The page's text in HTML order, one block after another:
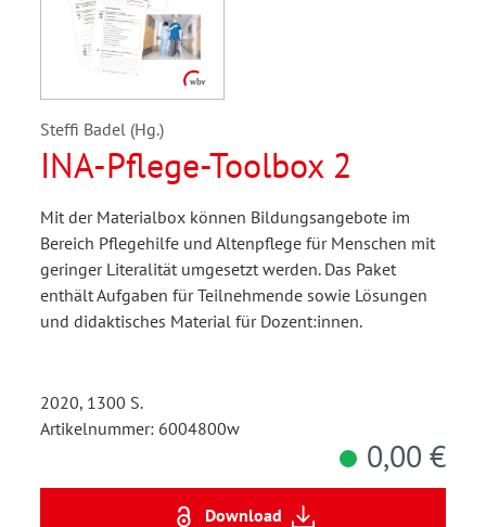
Steffi Badel (Hg.)
INA-Pflege-Toolbox 2
Mit der Materialbox können Bildungsangebote im
Bereich Pflegehilfe und Altenpflege für Menschen mit
geringer Literalität umgesetzt werden. Das Paket
enthält Aufgaben für Teilnehmende sowie Lösungen
und didaktisches Material für Dozent:innen.
2020, 1300 S.
Artikelnummer: 6004800w
0,00 €
Download